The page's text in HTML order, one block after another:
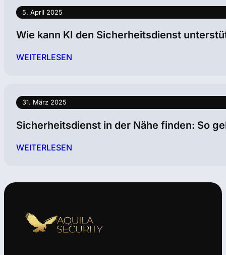
5. April 2025
Wie kann KI den Sicherheitsdienst
WEITERLESEN
31. März 2025
Sicherheitsdienst in der Nähe finden: So
WEITERLESEN